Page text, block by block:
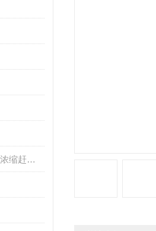
全自动放射性水样蒸发浓缩赶酸仪